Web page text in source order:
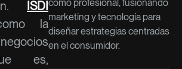
ISDI
la
es,
como profesional, fusionando
marketing y tecnología para
diseñar estrategias centradas
en el consumidor.